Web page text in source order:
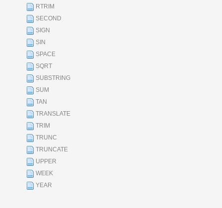
RTRIM
SECOND
SIGN
SIN
SPACE
SQRT
SUBSTRING
SUM
TAN
TRANSLATE
TRIM
TRUNC
TRUNCATE
UPPER
WEEK
YEAR